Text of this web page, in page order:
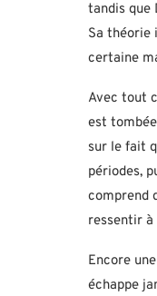
tandis que
Sa théorie
certaine
Avec tout
est
sur le fait
périodes,
comprend
ressentir à
Encore
échappe